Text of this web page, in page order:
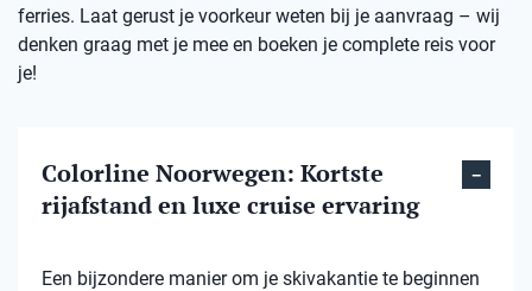
ferries. Laat gerust je voorkeur weten bij je aanvraag – wij
denken graag met je mee en boeken je complete reis voor
je!
Colorline Noorwegen: Kortste
rijafstand en luxe cruise ervaring
Een bijzondere manier om je skivakantie te beginnen